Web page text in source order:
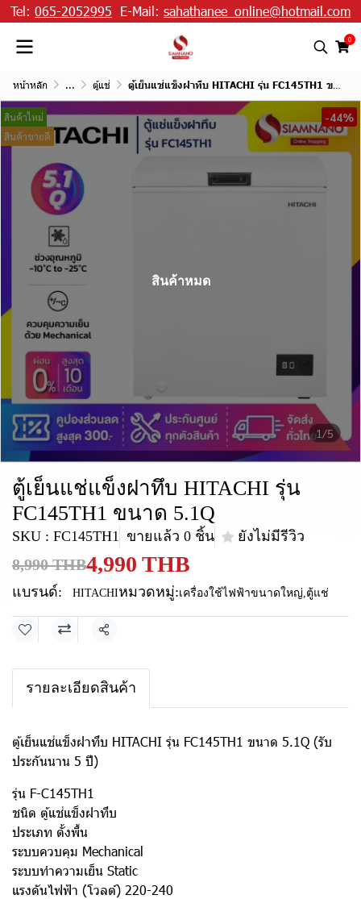
Tel: 065-2052995 E-Mail: sahathanee_online@hotmail.com
0
หน้าหลัก ... ตู้แช่ ตู้เย็นแช่แข็งฝาทึบ HITACHI รุ่น FC145TH1 ขนาด 5.1Q
1/5
สินค้าใหม่
สินค้าขายดี
-44%
สินค้าหมด
ตู้เย็นแช่แข็งฝาทึบ HITACHI รุ่น
FC145TH1 ขนาด 5.1Q
SKU : FC145TH1 ขายแล้ว 0 ชิ้น ยังไม่มีรีวิว
8,990 THB4,990 THB
แบรนด์: HITACHIหมวดหมู่:เครื่องใช้ไฟฟ้าขนาดใหญ่,ตู้แช่
แชร์
รายละเอียดสินค้า
ตู้เย็นแช่แข็งฝาทึบ HITACHI รุ่น FC145TH1 ขนาด 5.1Q (รับ
ประกันนาน 5 ปี)
รุ่น F-C145TH1
ชนิด ตู้แช่แข็งฝาทึบ
ประเภท ตั้งพื้น
ระบบควบคุม Mechanical
ระบบทำความเย็น Static
แรงดันไฟฟ้า (โวลต์) 220-240